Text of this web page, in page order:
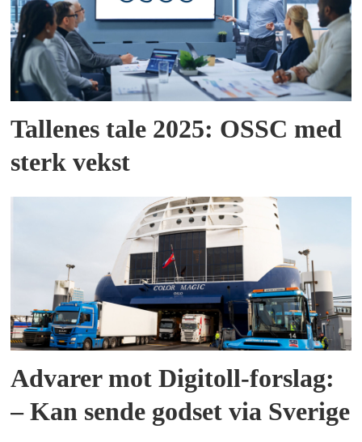
Tallenes tale 2025: OSSC med
sterk vekst
Advarer mot Digitoll-forslag:
– Kan sende godset via Sverige